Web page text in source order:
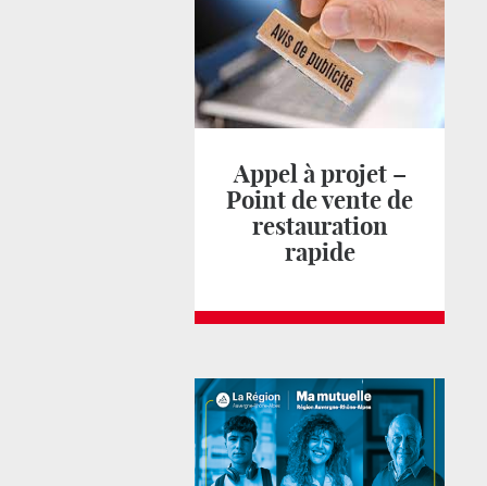
Appel à projet –
Point de vente de
restauration
rapide